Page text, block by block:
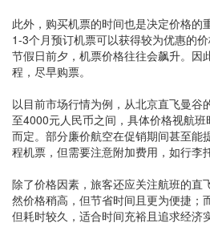
此外，购买机票的时间也是决定价格的
1-3个月预订机票可以获得较为优惠的
节假日前夕，机票价格往往会飙升。因
程，尽早购票。
以目前市场行情为例，从北京直飞曼谷
至4000元人民币之间，具体价格视航
而定。部分廉价航空在促销期间甚至能
程机票，但需要注意附加费用，如行李
除了价格因素，旅客还应关注航班的直
然价格稍高，但节省时间且更为便捷；
但耗时较久，适合时间充裕且追求经济